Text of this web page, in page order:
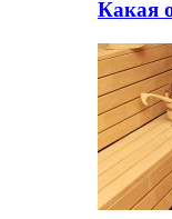
Какая